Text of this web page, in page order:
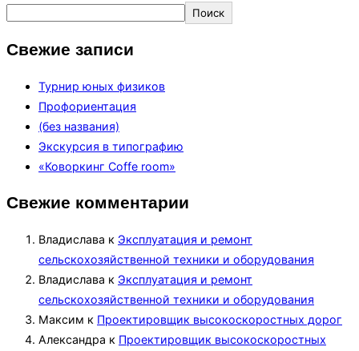
Поиск
Свежие записи
Турнир юных физиков
Профориентация
(без названия)
Экскурсия в типографию
«Коворкинг Coffe room»
Свежие комментарии
Владислава к Эксплуатация и ремонт
сельскохозяйственной техники и оборудования
Владислава к Эксплуатация и ремонт
сельскохозяйственной техники и оборудования
Максим к Проектировщик высокоскоростных дорог
Александра к Проектировщик высокоскоростных